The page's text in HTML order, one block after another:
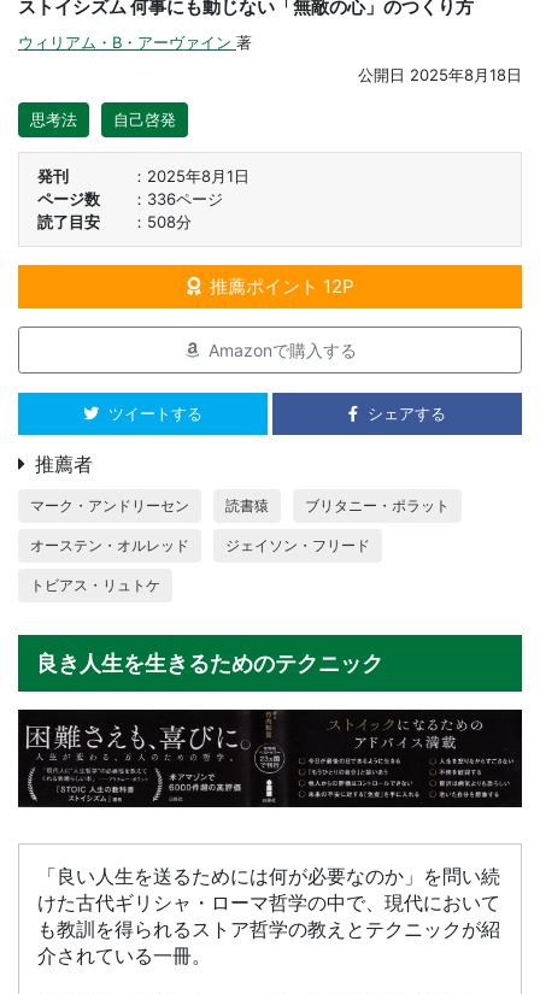
ストイシズム 何事にも動じない「無敵の心」のつくり方
ウィリアム・B・アーヴァイン 著
公開日 2025年8月18日
思考法 自己啓発
発刊
2025年8月1日
ページ数
336ページ
読了目安
508分
推薦ポイント 12P
Amazonで購入する
ツイートする シェアする
推薦者
マーク・アンドリーセン 読書猿 ブリタニー・ポラット
オーステン・オルレッド ジェイソン・フリード
トビアス・リュトケ
良き人生を生きるためのテクニック
「良い人生を送るためには何が必要なのか」を問い続
けた古代ギリシャ・ローマ哲学の中で、現代において
も教訓を得られるストア哲学の教えとテクニックが紹
介されている一冊。